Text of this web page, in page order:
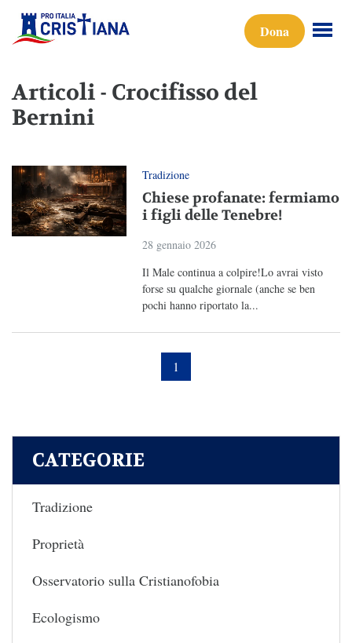
Dona
Articoli - Crocifisso del
Bernini
Tradizione
Chiese profanate: fermiamo
i figli delle Tenebre!
28 gennaio 2026
Il Male continua a colpire!Lo avrai visto
forse su qualche giornale (anche se ben
pochi hanno riportato la...
1
CATEGORIE
Tradizione
Proprietà
Osservatorio sulla Cristianofobia
Ecologismo